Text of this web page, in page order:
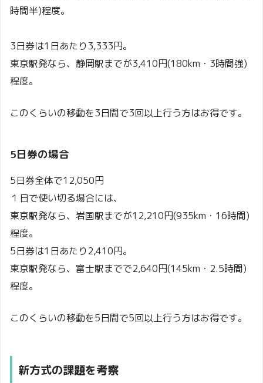
時間半)程度。
3日券は1日あたり3,333円。
東京駅発なら、静岡駅までが3,410円(180km・3時間強)
程度。
このくらいの移動を3日間で3回以上行う方はお得です。
5日券の場合
5日券全体で12,050円
１日で使い切る場合には、
東京駅発なら、岩国駅までが12,210円(935km・16時間)
程度。
5日券は1日あたり2,410円。
東京駅発なら、富士駅までで2,640円(145km・2.5時間)
程度。
このくらいの移動を5日間で5回以上行う方はお得です。
新方式の課題を考察